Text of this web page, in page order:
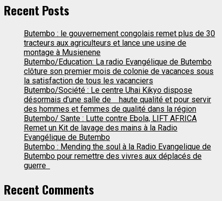
Recent Posts
Butembo : le gouvernement congolais remet plus de 30
tracteurs aux agriculteurs et lance une usine de
montage à Musienene
Butembo/Education: La radio Evangélique de Butembo
clôture son premier mois de colonie de vacances sous
la satisfaction de tous les vacanciers
Butembo/Société : Le centre Uhai Kikyo dispose
désormais d’une salle de haute qualité et pour servir
des hommes et femmes de qualité dans la région
Butembo/ Sante : Lutte contre Ebola, LIFT AFRICA
Remet un Kit de lavage des mains à la Radio
Evangélique de Butembo
Butembo : Mending the soul à la Radio Evangelique de
Butembo pour remettre des vivres aux déplacés de
guerre
Recent Comments